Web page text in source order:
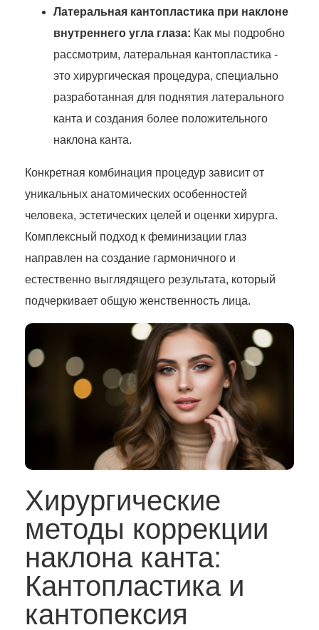
Латеральная кантопластика при наклоне
внутреннего угла глаза: Как мы подробно
рассмотрим, латеральная кантопластика -
это хирургическая процедура, специально
разработанная для поднятия латерального
канта и создания более положительного
наклона канта.
Конкретная комбинация процедур зависит от
уникальных анатомических особенностей
человека, эстетических целей и оценки хирурга.
Комплексный подход к феминизации глаз
направлен на создание гармоничного и
естественно выглядящего результата, который
подчеркивает общую женственность лица.
Хирургические
методы коррекции
наклона канта:
Кантопластика и
кантопексия